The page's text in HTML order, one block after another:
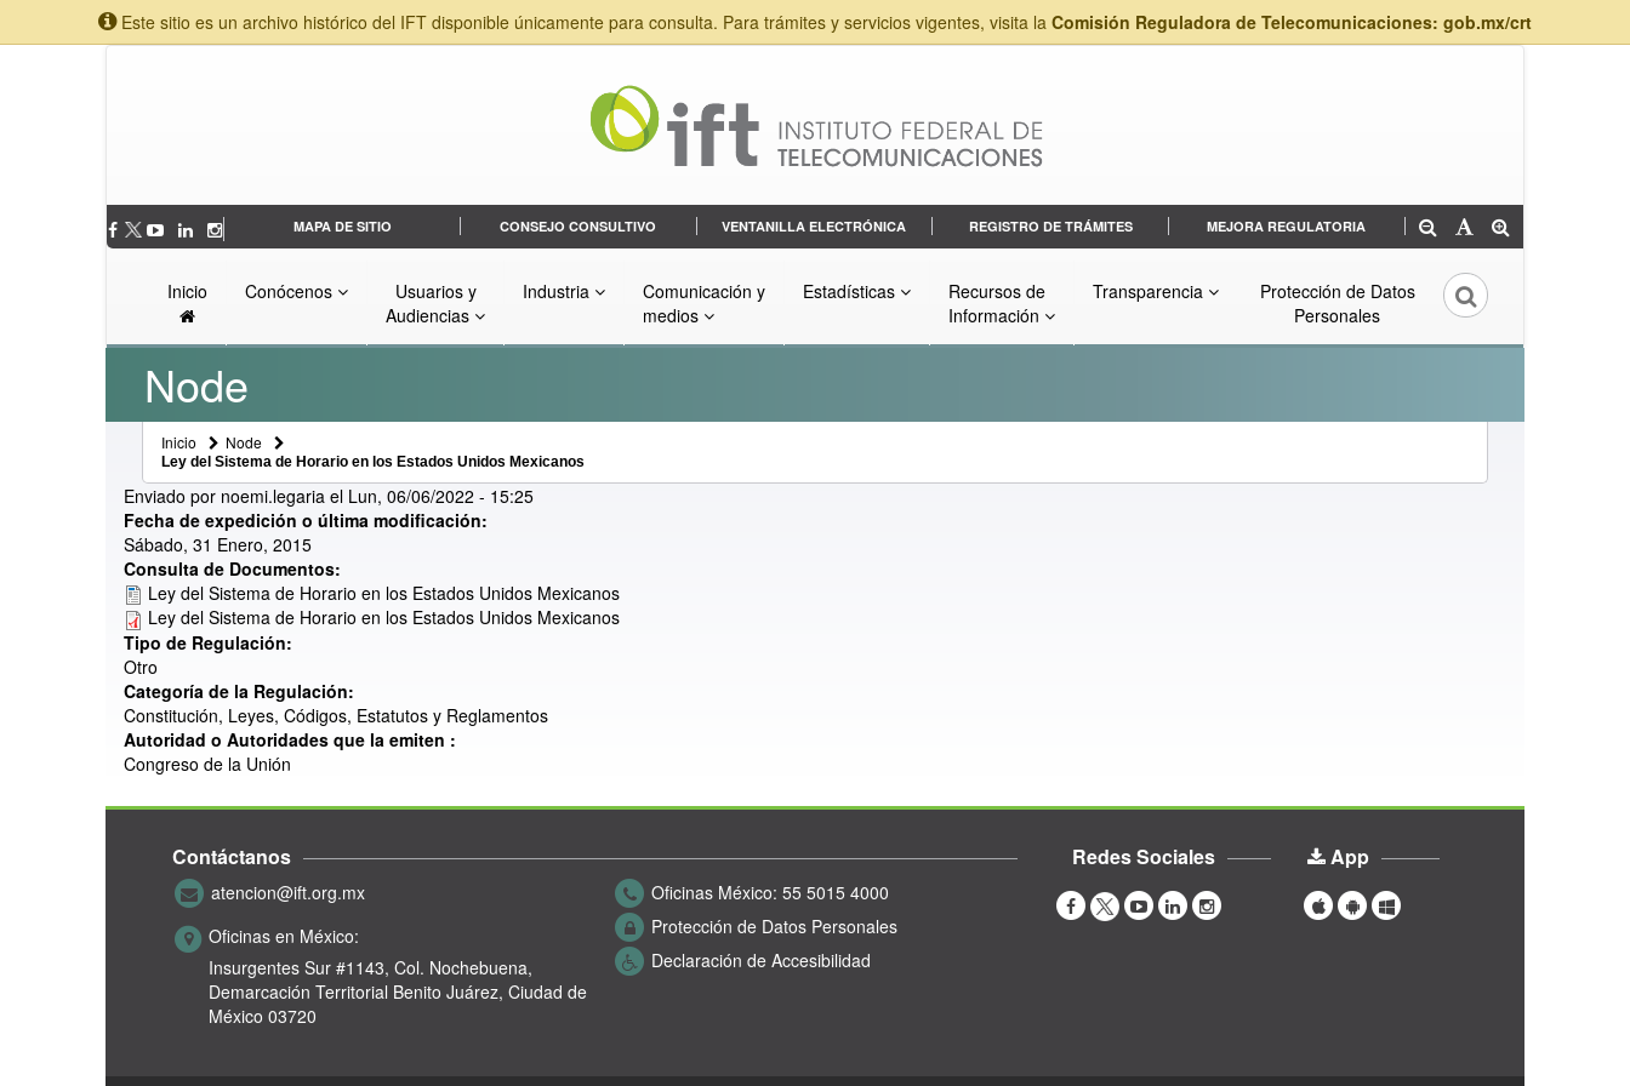
Este sitio es un archivo histórico del IFT disponible únicamente para consulta. Para trámites y servicios vigentes, visita la Comisión Reguladora de Telecomunicaciones: gob.mx/crt
MAPA DE SITIO CONSEJO CONSULTIVO VENTANILLA ELECTRÓNICA REGISTRO DE TRÁMITES MEJORA REGULATORIA
Inicio Conócenos
Usuarios y
Audiencias
Industria
Comunicación y
medios
Estadísticas
Recursos de
Información
Transparencia
Protección de Datos
Personales
Node
Inicio Node
Ley del Sistema de Horario en los Estados Unidos Mexicanos
Enviado por noemi.legaria el Lun, 06/06/2022 - 15:25
Fecha de expedición o última modificación:
Sábado, 31 Enero, 2015
Consulta de Documentos:
Ley del Sistema de Horario en los Estados Unidos Mexicanos
Ley del Sistema de Horario en los Estados Unidos Mexicanos
Tipo de Regulación:
Otro
Categoría de la Regulación:
Constitución, Leyes, Códigos, Estatutos y Reglamentos
Autoridad o Autoridades que la emiten :
Congreso de la Unión
Contáctanos
atencion@ift.org.mx
Oficinas en México:
Insurgentes Sur #1143, Col. Nochebuena,
Demarcación Territorial Benito Juárez, Ciudad de
México 03720
Oficinas México: 55 5015 4000
Protección de Datos Personales
Declaración de Accesibilidad
Redes Sociales App